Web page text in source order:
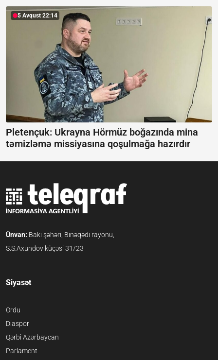
5 Avqust 22:14
Pletençuk: Ukrayna Hörmüz boğazında mina
təmizləmə missiyasına qoşulmağa hazırdır
Ünvan: Bakı şəhəri, Binəqədi rayonu,
S.S.Axundov küçəsi 31/23
Siyasət
Ordu
Diaspor
Qərbi Azərbaycan
Parlament